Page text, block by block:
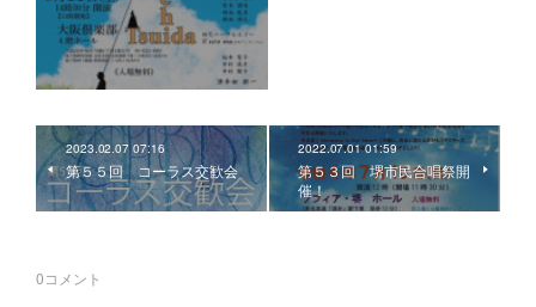
2023.02.07 07:16
第５５回 コーラス交歓会
2022.07.01 01:59
第５３回 堺市民合唱祭開
催！
0コメント